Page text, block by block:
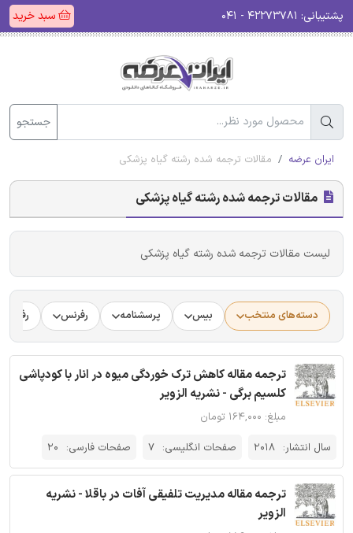
پشتیبانی: سبد خرید
جستجو
ایران عرضه مقالات ترجمه شده رشته گیاه پزشکی
مقالات ترجمه شده رشته گیاه پزشکی
لیست مقالات ترجمه شده رشته گیاه پزشکی
دسته‌های منتخب بیس پرسشنامه رفرنس
ترجمه مقاله کاهش ترک خوردگی میوه در انار با کودپاشی
کلسیم برگی - نشریه الزویر
مبلغ: ۱۶۴,۰۰۰ تومان
سال انتشار: 2018 صفحات انگلیسی: 7 صفحات فارسی: 20
ترجمه مقاله مدیریت تلفیقی آفات در باقلا - نشریه
الزویر